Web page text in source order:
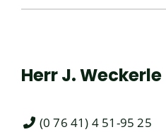
HerrJ.Weckerle
(0 76 41) 4 51-95 25